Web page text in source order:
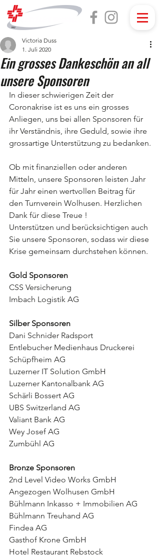
Ein grosses Dankeschön an all
unsere Sponsoren
Victoria Duss
1. Juli 2020
In dieser schwierigen Zeit der
Coronakrise ist es uns ein grosses
Anliegen, uns bei allen Sponsoren für
ihr Verständnis, ihre Geduld, sowie ihre
grossartige Unterstützung zu bedanken.
Ob mit finanziellen oder anderen
Mitteln, unsere Sponsoren leisten Jahr
für Jahr einen wertvollen Beitrag für
den Turnverein Wolhusen. Herzlichen
Dank für diese Treue !
Unterstützen und berücksichtigen auch
Sie unsere Sponsoren, sodass wir diese
Krise gemeinsam durchstehen können.
Gold Sponsoren
CSS Versicherung
Imbach Logistik AG
Silber Sponsoren
Dani Schnider Radsport
Entlebucher Medienhaus Druckerei
Schüpfheim AG
Luzerner IT Solution GmbH
Luzerner Kantonalbank AG
Schärli Bossert AG
UBS Switzerland AG
Valiant Bank AG
Wey Josef AG
Zumbühl AG
Bronze Sponsoren
2nd Level Video Works GmbH
Angezogen Wolhusen GmbH
Bühlmann Inkasso + Immobilien AG
Bühlmann Treuhand AG
Findea AG
Gasthof Krone GmbH
Hotel Restaurant Rebstock